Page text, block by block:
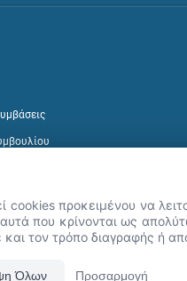
cookies προκειμένου να
που κρίνονται ως
τον τρόπο διαγραφής ή
Όλων Προσαρμογή